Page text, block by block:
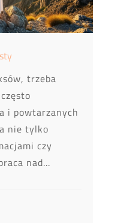
trzeba
i powtarzanych
nie tylko
czy
nad...